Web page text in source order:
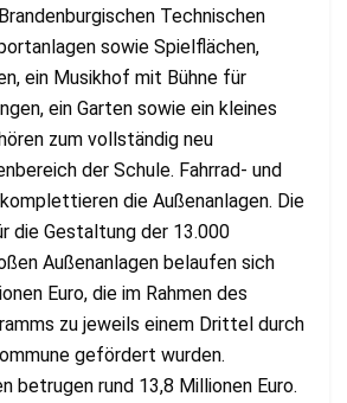
Technischen
sowie Spielflächen,
ein Musikhof mit Bühne für
ein Garten sowie ein kleines
zum vollständig neu
der Schule. Fahrrad- und
die Außenanlagen. Die
die Gestaltung der 13.000
Außenanlagen belaufen sich
Euro, die im Rahmen des
zu jeweils einem Drittel durch
gefördert wurden.
betrugen rund 13,8 Millionen Euro.